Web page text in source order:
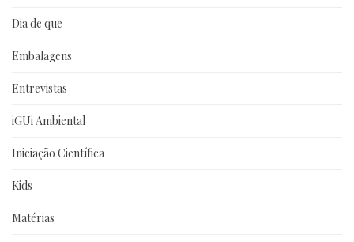
Dia de que
Embalagens
Entrevistas
iGUi Ambiental
Iniciação Científica
Kids
Matérias